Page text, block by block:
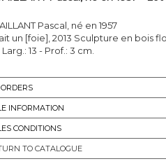
Pascal, né en 1957
un [foie], 2013 Sculpture en bois
13 - Prof.: 3 cm.
INFORMATION
CONDITIONS
TO CATALOGUE